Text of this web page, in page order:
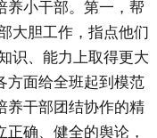
养小干部。第一，帮
大胆工作，指点他们
识、能力上取得更大
方面给全班起到模范
养干部团结协作的精
确、健全的舆论，